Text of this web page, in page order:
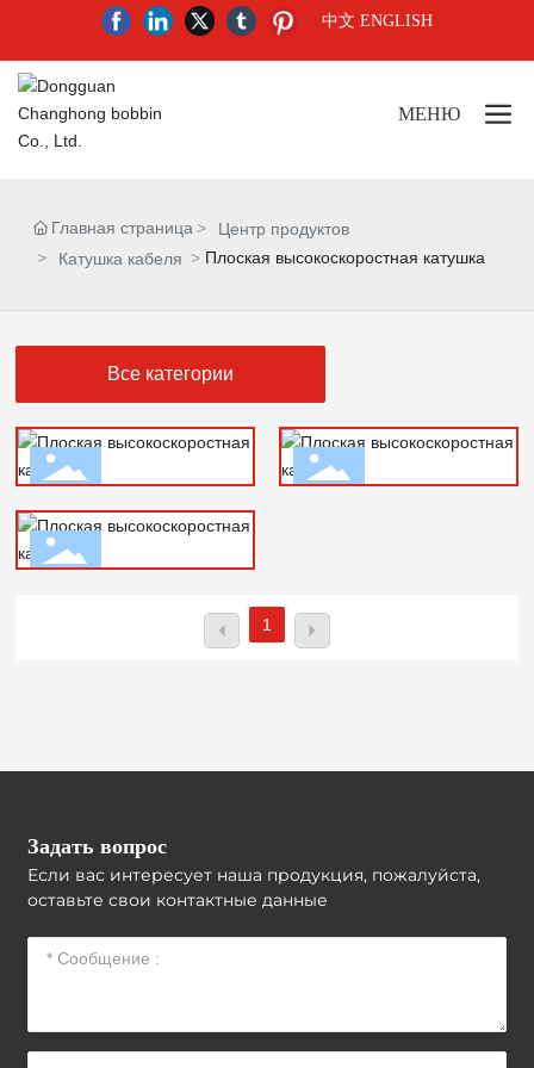
中文 ENGLISH
МЕНЮ
Главная страница
Центр продуктов
Катушка кабеля
Плоская высокоскоростная катушка
Все категории
Плоская высокоскоростная
Еще +
Плоская высокоскоростная
Плоская высокоскоростная
1
Задать вопрос
Если вас интересует наша продукция, пожалуйста,
оставьте свои контактные данные